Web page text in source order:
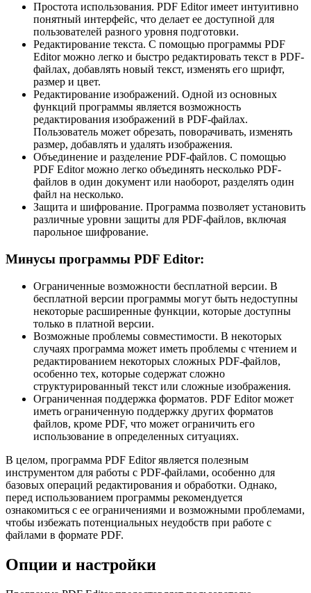
Простота использования. PDF Editor имеет интуитивно
понятный интерфейс, что делает ее доступной для
пользователей разного уровня подготовки.
Редактирование текста. С помощью программы PDF
Editor можно легко и быстро редактировать текст в PDF-
файлах, добавлять новый текст, изменять его шрифт,
размер и цвет.
Редактирование изображений. Одной из основных
функций программы является возможность
редактирования изображений в PDF-файлах.
Пользователь может обрезать, поворачивать, изменять
размер, добавлять и удалять изображения.
Объединение и разделение PDF-файлов. С помощью
PDF Editor можно легко объединять несколько PDF-
файлов в один документ или наоборот, разделять один
файл на несколько.
Защита и шифрование. Программа позволяет установить
различные уровни защиты для PDF-файлов, включая
парольное шифрование.
Минусы программы PDF Editor:
Ограниченные возможности бесплатной версии. В
бесплатной версии программы могут быть недоступны
некоторые расширенные функции, которые доступны
только в платной версии.
Возможные проблемы совместимости. В некоторых
случаях программа может иметь проблемы с чтением и
редактированием некоторых сложных PDF-файлов,
особенно тех, которые содержат сложно
структурированный текст или сложные изображения.
Ограниченная поддержка форматов. PDF Editor может
иметь ограниченную поддержку других форматов
файлов, кроме PDF, что может ограничить его
использование в определенных ситуациях.
В целом, программа PDF Editor является полезным
инструментом для работы с PDF-файлами, особенно для
базовых операций редактирования и обработки. Однако,
перед использованием программы рекомендуется
ознакомиться с ее ограничениями и возможными проблемами,
чтобы избежать потенциальных неудобств при работе с
файлами в формате PDF.
Опции и настройки